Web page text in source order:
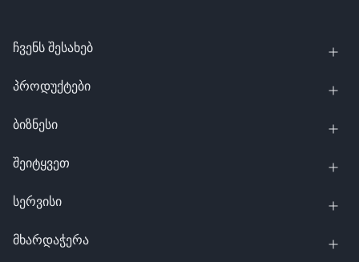
ჩვენს შესახებ
პროდუქტები
ბიზნესი
შეიტყვეთ
სერვისი
მხარდაჭერა